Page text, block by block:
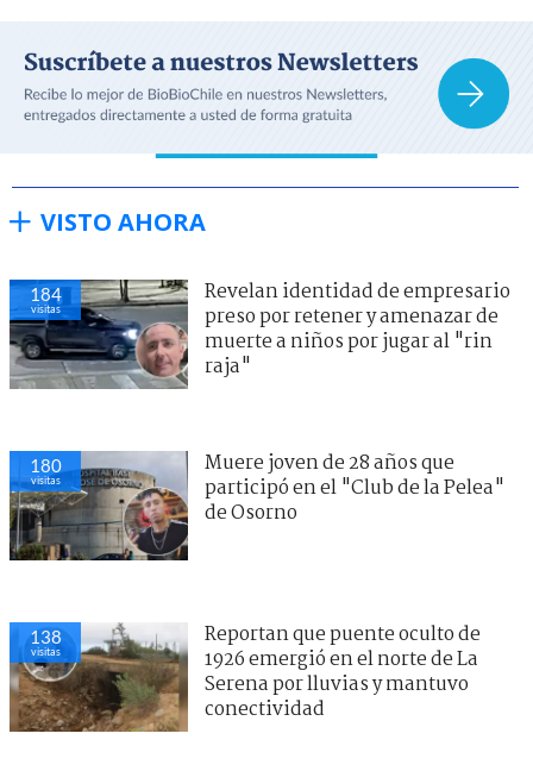
VISTO AHORA
184
visitas
Revelan identidad de empresario
preso por retener y amenazar de
muerte a niños por jugar al "rin
raja"
180
visitas
Muere joven de 28 años que
participó en el "Club de la Pelea"
de Osorno
138
visitas
Reportan que puente oculto de
1926 emergió en el norte de La
Serena por lluvias y mantuvo
conectividad